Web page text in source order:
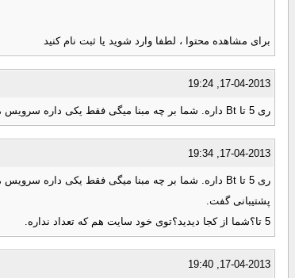
برای مشاهده محتوا ، لطفا وارد شوید یا ثبت نام کنید
17-04-2013, 19:24
ری 5 تا Bt داره. شما بر چه مبنا میگی فقط یکی داره سرویس میده؟
17-04-2013, 19:34
ری 5 تا Bt داره. شما بر چه مبنا میگی فقط یکی داره سرویس میده؟
پشتیبانی گفت.
5 تا؟شما از کجا دیدید؟توی خود سایت هم که تعداد نداره.
17-04-2013, 19:40